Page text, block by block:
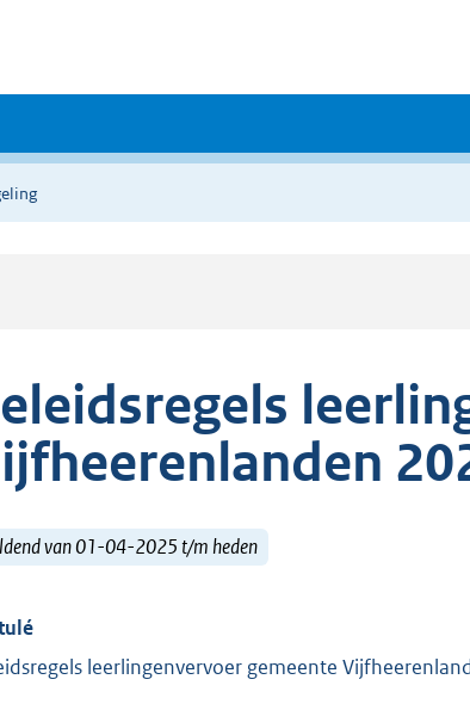
van 01-04-2025 t/m heden
leerlingenvervoer gemeente